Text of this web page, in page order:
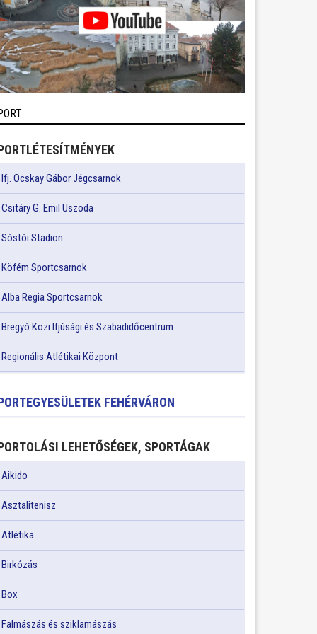
Ifj. Ocskay Gábor Jégcsarnok
Csitáry G. Emil Uszoda
Sóstói Stadion
Köfém Sportcsarnok
Alba Regia Sportcsarnok
Bregyó Közi Ifjúsági és Szabadidőcentrum
Regionális Atlétikai Központ
FEHÉRVÁRON
LEHETŐSÉGEK, SPORTÁGAK
Aikido
Asztalitenisz
Atlétika
Birkózás
Box
Falmászás és sziklamászás